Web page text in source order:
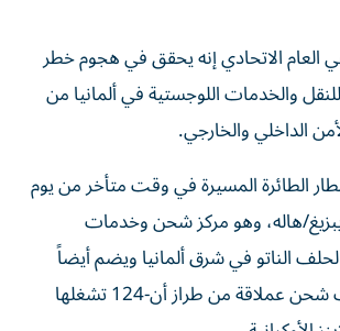
الاتحادي إنه يحقق في هجوم خطر
والخدمات اللوجستية في ألمانيا من
الداخلي والخارجي.
الطائرة المسيرة في وقت متأخر من يوم
هاله، وهو مركز شحن وخدمات
الناتو في شرق ألمانيا ويضم أيضاً
قاعدة لعدة طائرات شحن عملاقة من طراز أن-124 تشغلها